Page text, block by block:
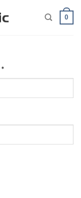
0
*